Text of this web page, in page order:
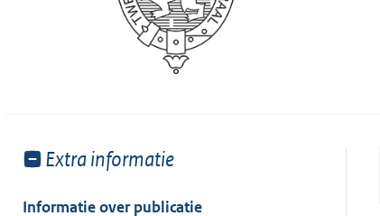
Toon
van:
Extra informatie
Informatie over publicatie